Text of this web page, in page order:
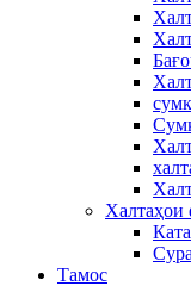
Халтаҳои
Тамос